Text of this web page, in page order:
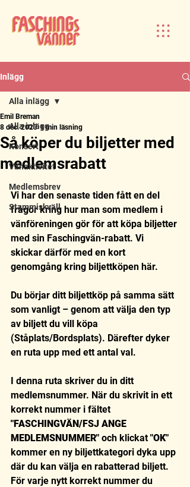
Inlägg
Alla inlägg
Konsert
Vänaktivitet
Medlemsbrev
Stammiskväll
Alla inlägg
Så köper du biljetter med
medlemsrabatt
Emil Breman
8 dec. 2023 1 min läsning
Vi har den senaste tiden fått en del
frågor kring hur man som medlem i
vänföreningen gör för att köpa biljetter
med sin Faschingvän-rabatt. Vi
skickar därför med en kort
genomgång kring biljettköpen här.
Du börjar ditt biljettköp på samma sätt
som vanligt – genom att välja den typ
av biljett du vill köpa
(Ståplats/Bordsplats). Därefter dyker
en ruta upp med ett antal val.
I denna ruta skriver du in ditt
medlemsnummer. När du skrivit in ett
korrekt nummer i fältet
"FASCHINGVÄN/FSJ ANGE
MEDLEMSNUMMER" och klickat "OK"
kommer en ny biljettkategori dyka upp
där du kan välja en rabatterad biljett.
För varje nytt korrekt nummer du